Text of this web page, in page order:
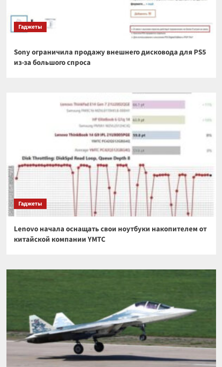
Гаджеты
Sony ограничила продажу внешнего дисковода для PS5
из-за большого спроса
Гаджеты
Lenovo начала оснащать свои ноутбуки накопителем от
китайской компании YMTC